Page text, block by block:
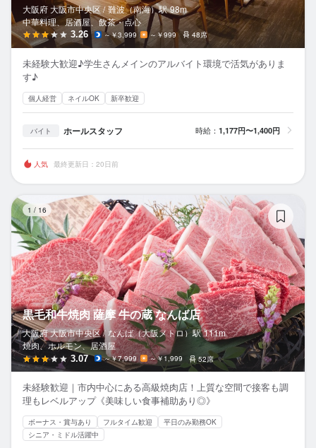
大阪府 大阪市中央区 / 難波（南海）駅 98m
中華料理、居酒屋、飲茶・点心
3.26 ～￥3,999 ～￥999 48席
未経験大歓迎♪学生さんメインのアルバイト環境で活気がありま
す♪
個人経営 ネイルOK 新卒歓迎
バイト ホールスタッフ 時給： 1,177円〜1,400円
人気 最終更新日：20日前
1 / 16
黒毛和牛焼肉 薩摩 牛の蔵 なんば店
大阪府 大阪市中央区 / なんば（大阪メトロ）駅 111m
焼肉、ホルモン、居酒屋
3.07 ～￥7,999 ～￥1,999 52席
未経験歓迎｜市内中心にある高級焼肉店！上質な空間で接客も調
理もレベルアップ《美味しい食事補助あり◎》
ボーナス・賞与あり フルタイム歓迎
平日のみ勤務OK
シニア・ミドル活躍中